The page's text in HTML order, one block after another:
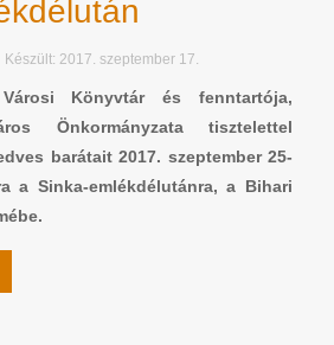
Készült: 2017. szeptember 17.
Könyvtár és fenntartója,
Önkormányzata tisztelettel
barátait 2017. szeptember 25-
a Sinka-emlékdélutánra, a Bihari